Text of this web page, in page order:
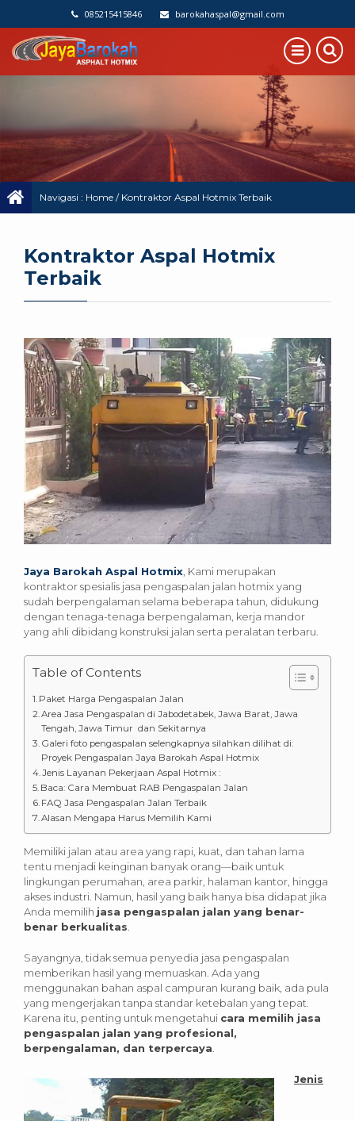
085215415846 barokahaspal@gmail.com
Navigasi : Home / Kontraktor Aspal Hotmix Terbaik
Kontraktor Aspal Hotmix
Terbaik
Jaya Barokah Aspal Hotmix , Kami merupakan
kontraktor spesialis jasa pengaspalan jalan hotmix yang
sudah berpengalaman selama beberapa tahun, didukung
dengan tenaga-tenaga berpengalaman, kerja mandor
yang ahli dibidang konstruksi jalan serta peralatan terbaru.
Table of Contents
Paket Harga Pengaspalan Jalan
Area Jasa Pengaspalan di Jabodetabek, Jawa Barat, Jawa
Tengah, Jawa Timur dan Sekitarnya
Galeri foto pengaspalan selengkapnya silahkan dilihat di:
Proyek Pengaspalan Jaya Barokah Aspal Hotmix
Jenis Layanan Pekerjaan Aspal Hotmix :
Baca: Cara Membuat RAB Pengaspalan Jalan
FAQ Jasa Pengaspalan Jalan Terbaik
Alasan Mengapa Harus Memilih Kami
Memiliki jalan atau area yang rapi, kuat, dan tahan lama
tentu menjadi keinginan banyak orang—baik untuk
lingkungan perumahan, area parkir, halaman kantor, hingga
akses industri. Namun, hasil yang baik hanya bisa didapat jika
Anda memilih jasa pengaspalan jalan yang benar-
benar berkualitas
Sayangnya, tidak semua penyedia jasa pengaspalan
memberikan hasil yang memuaskan. Ada yang
menggunakan bahan aspal campuran kurang baik, ada pula
yang mengerjakan tanpa standar ketebalan yang tepat.
Karena itu, penting untuk mengetahui cara memilih jasa
pengaspalan jalan yang profesional,
berpengalaman, dan terpercaya
Jenis